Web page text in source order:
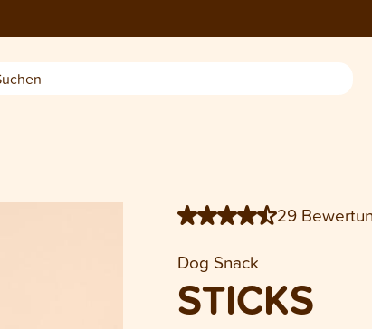
Beutel Dog Sticks 150 g −
29
Dog Snack
STICKS